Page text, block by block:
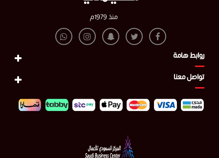
منذ 1979م
روابط هامة
تواصل معنا